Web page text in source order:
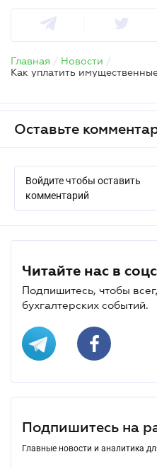
Главная / Новости /
Оставьте
Войдите чтобы оставить
комментарий
Читайте нас в
Подпишитесь, чтобы
бухгалтерских событий.
Подпишитесь на
Главные новости и аналитика